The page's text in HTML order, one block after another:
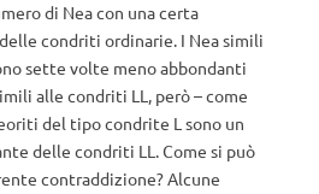
di Nea con una certa
condriti ordinarie. I Nea simili
sette volte meno abbondanti
alle condriti LL, però – come
del tipo condrite L sono un
delle condriti LL. Come si può
contraddizione? Alcune